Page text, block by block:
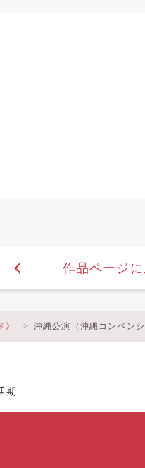
作品ページに
期
沖縄公演（沖縄コンベン